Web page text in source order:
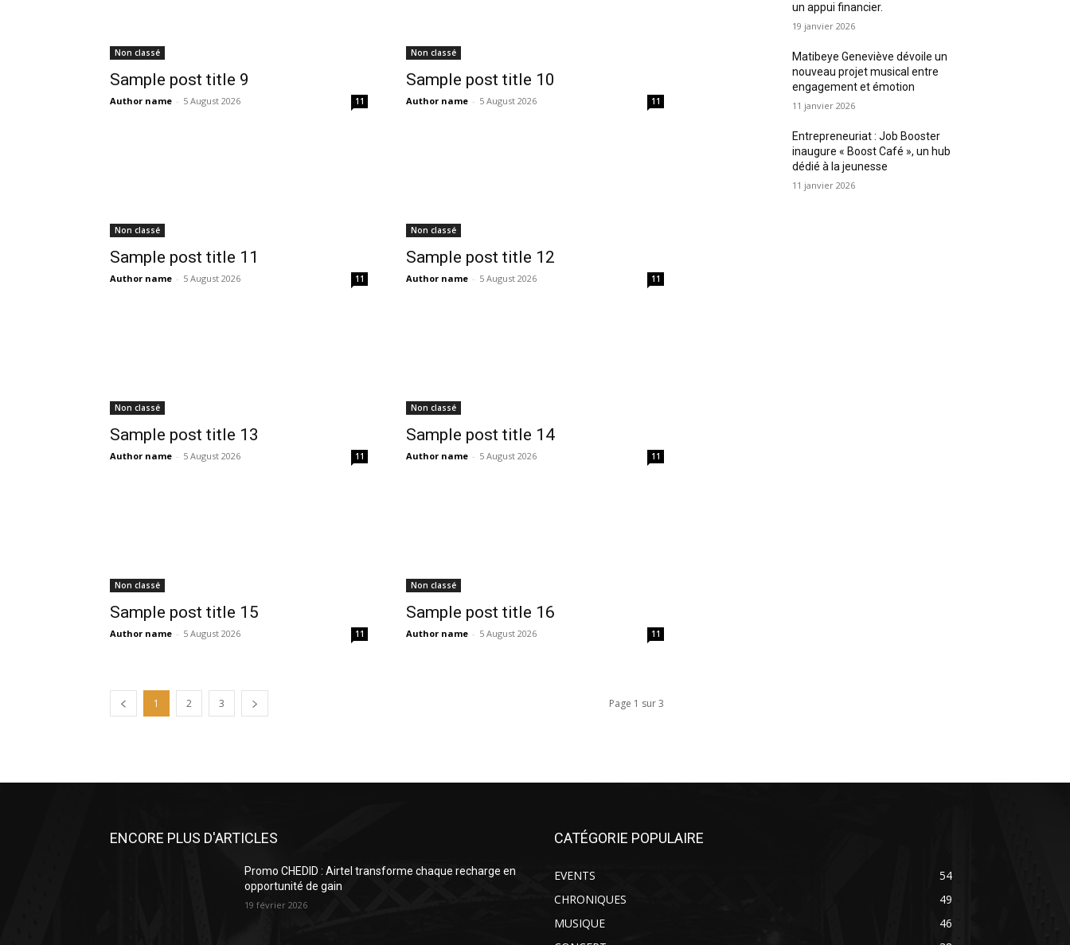
Non classé
Sample post title 9
Author name - 5 August 2026 11
Non classé
Sample post title 10
Author name - 5 August 2026 11
Non classé
Sample post title 11
Author name - 5 August 2026 11
Non classé
Sample post title 12
Author name - 5 August 2026 11
Non classé
Sample post title 13
Author name - 5 August 2026 11
Non classé
Sample post title 14
Author name - 5 August 2026 11
Non classé
Sample post title 15
Author name - 5 August 2026 11
Non classé
Sample post title 16
Author name - 5 August 2026 11
1 2 3 Page 1 sur 3
un appui financier.
19 janvier 2026
Matibeye Geneviève dévoile un
nouveau projet musical entre
engagement et émotion
11 janvier 2026
Entrepreneuriat : Job Booster
inaugure « Boost Café », un hub
dédié à la jeunesse
11 janvier 2026
ENCORE PLUS D'ARTICLES
Promo CHEDID : Airtel transforme chaque recharge en
opportunité de gain
19 février 2026
CATÉGORIE POPULAIRE
EVENTS
54
CHRONIQUES
49
MUSIQUE
46